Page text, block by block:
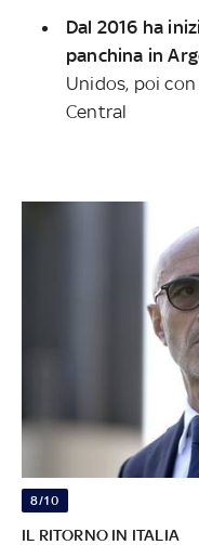
Dal 2016 ha
panchina in
Unidos, poi
Central
8/10
IL RITORNO IN ITALIA